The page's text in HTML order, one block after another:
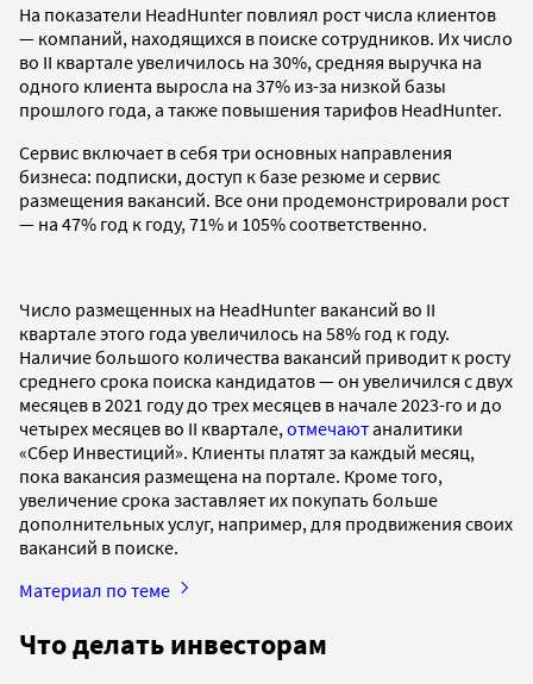
На показатели HeadHunter повлиял рост числа клиентов
— компаний, находящихся в поиске сотрудников. Их число
во II квартале увеличилось на 30%, средняя выручка на
одного клиента выросла на 37% из-за низкой базы
прошлого года, а также повышения тарифов HeadHunter.
Сервис включает в себя три основных направления
бизнеса: подписки, доступ к базе резюме и сервис
размещения вакансий. Все они продемонстрировали рост
— на 47% год к году, 71% и 105% соответственно.
Число размещенных на HeadHunter вакансий во II
квартале этого года увеличилось на 58% год к году.
Наличие большого количества вакансий приводит к росту
среднего срока поиска кандидатов — он увеличился с двух
месяцев в 2021 году до трех месяцев в начале 2023-го и до
четырех месяцев во II квартале, отмечаютаналитики
«Сбер Инвестиций». Клиенты платят за каждый месяц,
пока вакансия размещена на портале. Кроме того,
увеличение срока заставляет их покупать больше
дополнительных услуг, например, для продвижения своих
вакансий в поиске.
Материал по теме
Что делать инвесторам